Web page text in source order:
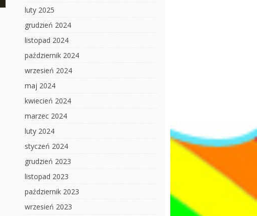
luty 2025
grudzień 2024
listopad 2024
październik 2024
wrzesień 2024
maj 2024
kwiecień 2024
marzec 2024
luty 2024
styczeń 2024
grudzień 2023
listopad 2023
październik 2023
wrzesień 2023